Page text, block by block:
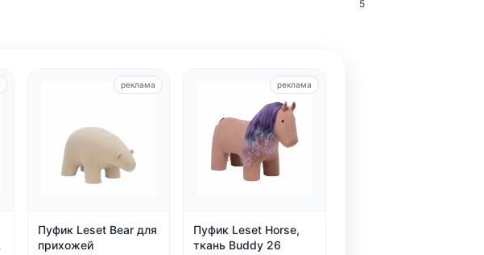
5
Пуфик Leset Bear для
прихожей
реклама
Пуфик Leset Horse,
ткань Buddy 26
реклама